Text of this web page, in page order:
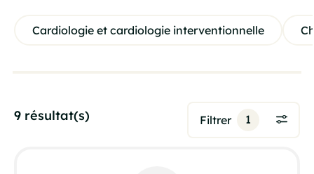
Cardiologie et cardiologie interventionnelle
Filtrer 1
9 résultat(s)